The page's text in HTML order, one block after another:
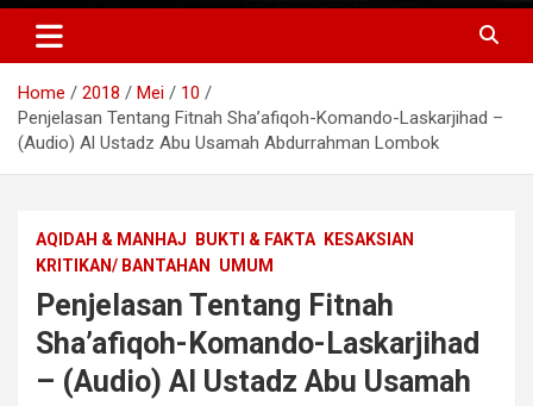
Home 2018 Mei
10
Penjelasan Tentang Fitnah Sha’afiqoh-Komando-Laskarjihad –
(Audio) Al Ustadz Abu Usamah Abdurrahman Lombok
AQIDAH & MANHAJ BUKTI & FAKTA
KESAKSIAN
KRITIKAN/ BANTAHAN
UMUM
Penjelasan Tentang Fitnah
Sha’afiqoh-Komando-Laskarjihad
– (Audio) Al Ustadz Abu Usamah